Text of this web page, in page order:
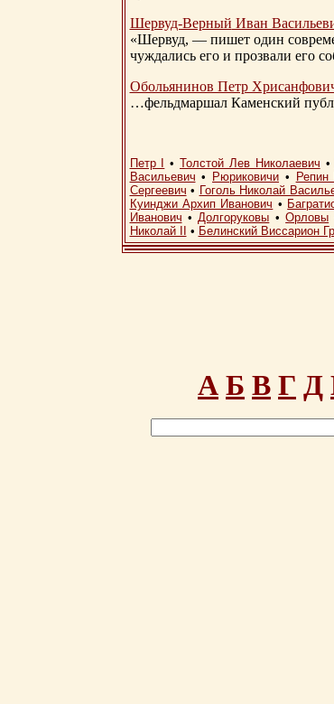
Шервуд-Верный Иван
«Шервуд, — пишет один
чуждались его и прозвали его
Обольянинов Петр
…фельдмаршал Каменский
Петр I •Толстой Лев Николаевич •
Васильевич • Рюриковичи •
Сергеевич • Гоголь Николай
Куинджи Архип Иванович •
Иванович •Долгоруковы •Орловы
Николай II
• Белинский Виссарион
А Б В Г Д